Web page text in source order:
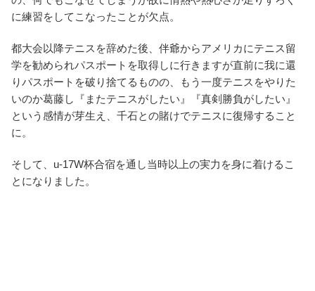
に練習をしてこなったことが欠点。
都大会以降テニスを辞めた後、伴爺からアメリカにテニス留
学を勧められパスポートを取得しに行きますが直前に我に還
りパスポートを破り捨てるものの、もう一度テニスをやりた
いのか葛藤し『またテニスがしたい』『真剣勝負がしたい』
という感情が芽生え、千石との賭けでテニスに復帰すること
に。
そして、u-17W杯合宿を通し当時以上の実力を身に着けるこ
とになりました。